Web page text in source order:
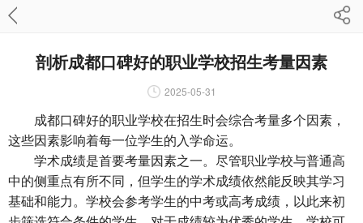
剖析成都口碑好的职业学校招生考量因素
2025-05-31
成都口碑好的职业学校在招生时会综合考量多个因素，
这些因素影响着每一位学生的入学命运。
学术成绩是首要考量因素之一。尽管职业学校与普通高
中的侧重点有所不同，但学生的学术成绩依然能反映其学习
基础和能力。学校会参考学生的中考或高考成绩，以此来初